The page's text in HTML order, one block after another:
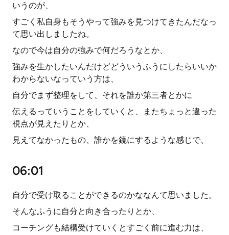
いうのが、
すごく私自身もそうやって強みを見つけてきたんだなっ
て思い出しましたね。
なので今は自分の強みで何だろうなとか、
強みを生かしたいんだけどどういうふうにしたらいいか
わからないなっていう方は、
自分でまず整理をして、それを誰か第三者とかに
伝えるっていうことをしていくと、またちょっと違った
視点が見えたりとか、
見えてなかったもの、誰かを鏡にするような感じで、
06:01
自分で受け取ることができるのかななんて思いました。
そんなふうに自分と向き合ったりとか、
コーチングも結構受けていくとすごく前に進む力は、